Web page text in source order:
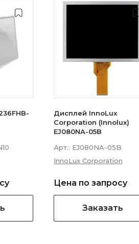
Дисплей InnoLux
Corporation (Innolux)
EJ080NA-05B
Арт.: EJ080NA-05B
InnoLux Corporation
Цена по запросу
Заказать